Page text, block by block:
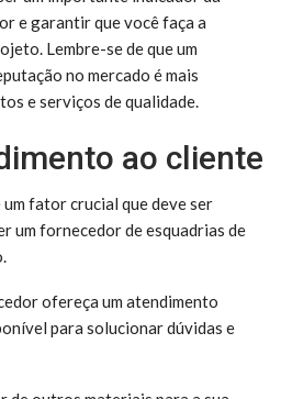
e garantir que você faça a
Lembre-se de que um
no mercado é mais
e serviços de qualidade.
ao cliente
fator crucial que deve ser
um fornecedor de esquadrias de
ofereça um atendimento
para solucionar dúvidas e